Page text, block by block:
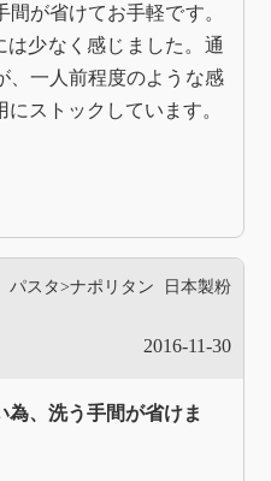
が省けてお手軽です。
少なく感じました。通
、一人前程度のような感
ストックしています。
パスタ>ナポリタン 日本製粉
2016-11-30
為、洗う手間が省けま